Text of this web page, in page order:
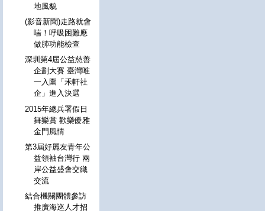
地風貌
(影音新聞)走路就會
喘！呼吸困難應
做肺功能檢查
深圳第4屆公益慈善
企劃大賽 臺灣唯
一入圍「禾軒社
企」進入決選
2015年總兵署假日
舞樂賞 歡樂優雅
金門風情
第3屆好麗友青年公
益領袖台灣行 兩
岸公益盛會交織
交流
結合機關團體參訪
推廣海巡人才招